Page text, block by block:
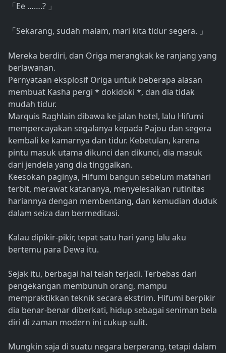
「 Ee …….? 」
「 Sekarang, sudah malam, mari kita tidur segera. 」
Mereka berdiri, dan Origa merangkak ke ranjang yang
berlawanan.
Pernyataan eksplosif Origa untuk beberapa alasan
membuat Kasha pergi * dokidoki *, dan dia tidak
mudah tidur.
Marquis Raghlain dibawa ke jalan hotel, lalu Hifumi
mempercayakan segalanya kepada Pajou dan segera
kembali ke kamarnya dan tidur. Kebetulan, karena
pintu masuk utama dikunci dan dikunci, dia masuk
dari jendela yang dia tinggalkan.
Keesokan paginya, Hifumi bangun sebelum matahari
terbit, merawat katananya, menyelesaikan rutinitas
hariannya dengan membentang, dan kemudian duduk
dalam seiza dan bermeditasi.
Kalau dipikir-pikir, tepat satu hari yang lalu aku
bertemu para Dewa itu.
Sejak itu, berbagai hal telah terjadi. Terbebas dari
pengekangan membunuh orang, mampu
mempraktikkan teknik secara ekstrim. Hifumi berpikir
dia benar-benar diberkati, hidup sebagai seniman bela
diri di zaman modern ini cukup sulit.
Mungkin saja di suatu negara berperang, tetapi dalam